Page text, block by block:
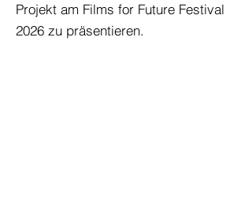
Projekt am Films for Future Festival
2026 zu präsentieren.